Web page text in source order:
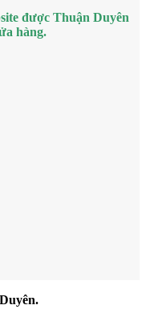
được Thuận Duyên
hàng.